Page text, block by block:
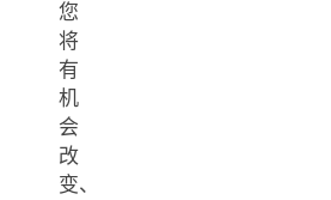
您
将
有
机
会
改
变、